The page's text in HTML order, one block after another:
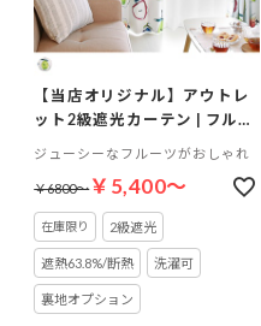
【当店オリジナル】アウトレ
ット2級遮光カーテン | フルク
ト
ジューシーなフルーツがおしゃれ
￥6800～￥5,400～
2級遮光
遮熱63.8%/断熱 洗濯可
裏地オプション